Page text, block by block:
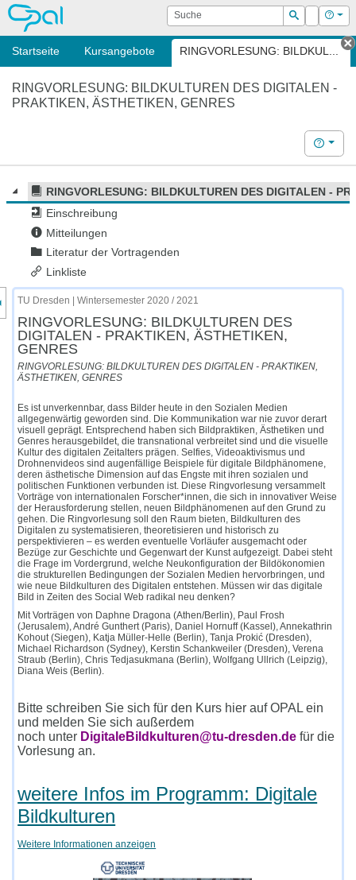
OPAL Suche
Suchen
Login Hilfe
Startseite Kursangebote RINGVORLESUNG: BILDKUL...
RINGVORLESUNG: BILDKULTUREN DES DIGITALEN -
PRAKTIKEN, ÄSTHETIKEN, GENRES
Hilfe
RINGVORLESUNG: BILDKULTUREN DES DIGITALEN -
Einschreibung
Mitteilungen
Literatur der Vortragenden
Linkliste
des Kursmenüs
TU Dresden | Wintersemester 2020 / 2021
RINGVORLESUNG: BILDKULTUREN DES
DIGITALEN - PRAKTIKEN, ÄSTHETIKEN,
GENRES
RINGVORLESUNG: BILDKULTUREN DES DIGITALEN - PRAKTIKEN,
ÄSTHETIKEN, GENRES
Es ist unverkennbar, dass Bilder heute in den Sozialen Medien
allgegenwärtig geworden sind. Die Kommunikation war nie zuvor derart
visuell geprägt. Entsprechend haben sich Bildpraktiken, Ästhetiken und
Genres herausgebildet, die transnational verbreitet sind und die visuelle
Kultur des digitalen Zeitalters prägen. Selfies, Videoaktivismus und
Drohnenvideos sind augenfällige Beispiele für digitale Bildphänomene,
deren ästhetische Dimension auf das Engste mit ihren sozialen und
politischen Funktionen verbunden ist. Diese Ringvorlesung versammelt
Vorträge von internationalen Forscher*innen, die sich in innovativer Weise
der Herausforderung stellen, neuen Bildphänomenen auf den Grund zu
gehen. Die Ringvorlesung soll den Raum bieten, Bildkulturen des
Digitalen zu systematisieren, theoretisieren und historisch zu
perspektivieren – es werden eventuelle Vorläufer ausgemacht oder
Bezüge zur Geschichte und Gegenwart der Kunst aufgezeigt. Dabei steht
die Frage im Vordergrund, welche Neukonfiguration der Bildökonomien
die strukturellen Bedingungen der Sozialen Medien hervorbringen, und
wie neue Bildkulturen des Digitalen entstehen. Müssen wir das digitale
Bild in Zeiten des Social Web radikal neu denken?
Mit Vorträgen von Daphne Dragona (Athen/Berlin), Paul Frosh
(Jerusalem), André Gunthert (Paris), Daniel Hornuff (Kassel), Annekathrin
Kohout (Siegen), Katja Müller-Helle (Berlin), Tanja Prokić (Dresden),
Michael Richardson (Sydney), Kerstin Schankweiler (Dresden), Verena
Straub (Berlin), Chris Tedjasukmana (Berlin), Wolfgang Ullrich (Leipzig),
Diana Weis (Berlin).
Bitte schreiben Sie sich für den Kurs hier auf OPAL ein
und melden Sie sich außerdem
noch unter DigitaleBildkulturen@tu-dresden.de für die
Vorlesung an.
weitere Infos im Programm: Digitale
Bildkulturen
Weitere Informationen anzeigen